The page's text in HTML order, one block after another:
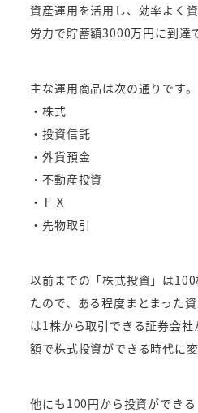
資産運用を活用し、効率よく
労力で貯蓄額3000万円に到達
主な運用商品は次の通りです。
・株式
・投資信託
・外貨預金
・不動産投資
・ＦＸ
・先物取引
以前までの「株式投資」は
たので、ある程度まとまった
は1株から取引できる証券会
額で株式投資ができる時代に変
他にも100円から投資ができ